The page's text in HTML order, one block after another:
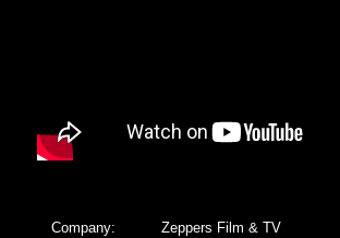
Company: Zeppers Film & TV